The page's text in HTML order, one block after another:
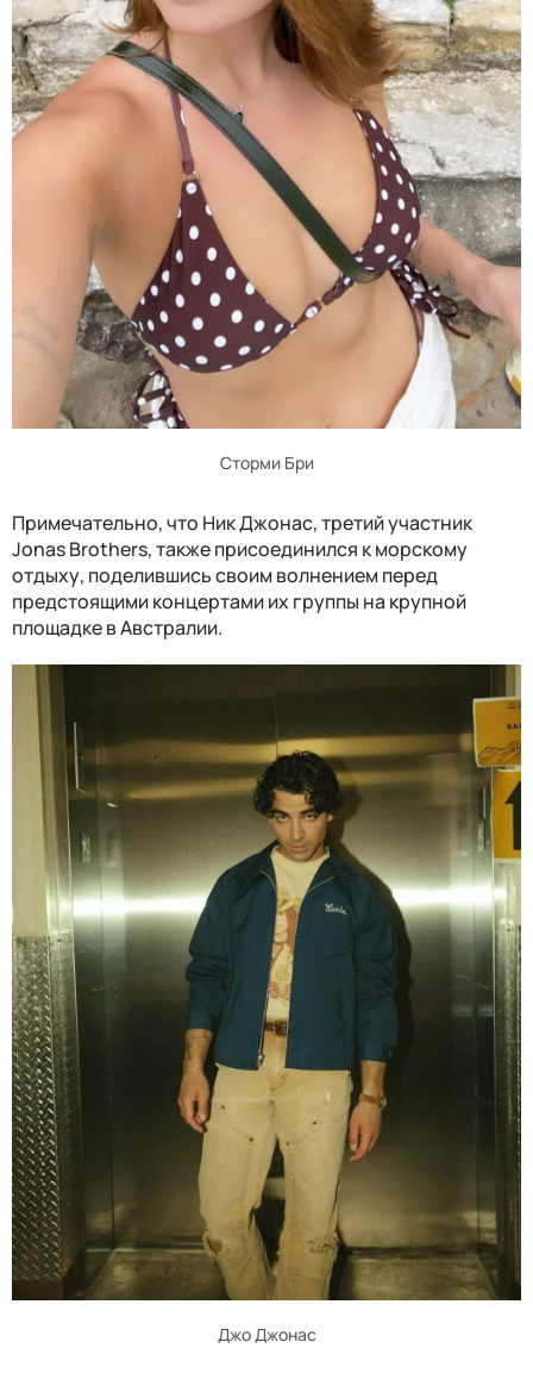
Сторми Бри
Примечательно, что Ник Джонас, третий участник
Jonas Brothers, также присоединился к морскому
отдыху, поделившись своим волнением перед
предстоящими концертами их группы на крупной
площадке в Австралии.
Джо Джонас